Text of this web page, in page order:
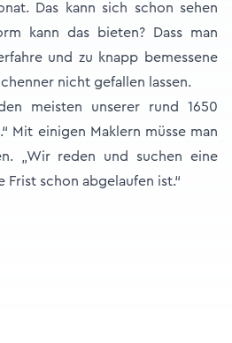
Das kann sich schon sehen
kann das bieten? Dass man
und zu knapp bemessene
nicht gefallen lassen.
meisten unserer rund 1650
Mit einigen Maklern müsse man
„Wir reden und suchen eine
Frist schon abgelaufen ist.“